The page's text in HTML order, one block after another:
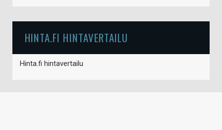
HINTA.FI HINTAVERTAILU
Hinta.fi hintavertailu